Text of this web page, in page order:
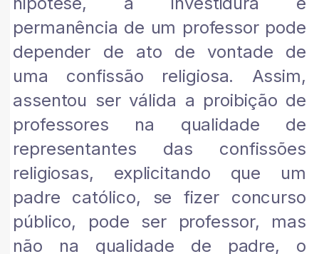
permanência de um professor pode
depender de ato de vontade de
uma confissão religiosa. Assim,
assentou ser válida a proibição de
professores na qualidade de
representantes das confissões
religiosas, explicitando que um
padre católico, se fizer concurso
público, pode ser professor, mas
não na qualidade de padre, o